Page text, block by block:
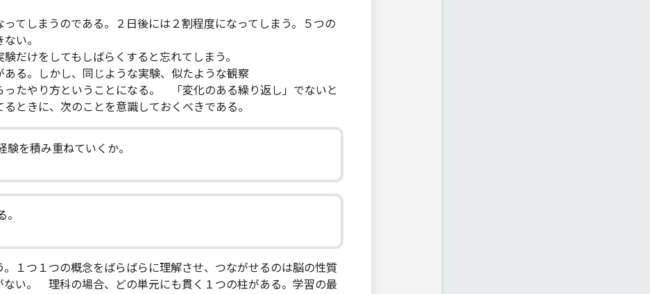
てしまうのである。２日後には２割程度になってしまう。５つの
い。
だけをしてもしばらくすると忘れてしまう。
る。しかし、同じような実験、似たような観察
ったやり方ということになる。 「変化のある繰り返し」でないと
ときに、次のことを意識しておくべきである。
を積み重ねていくか。
１つ１つの概念をばらばらに理解させ、つながせるのは脳の性質
ない。 理科の場合、どの単元にも貫く１つの柱がある。学習の最